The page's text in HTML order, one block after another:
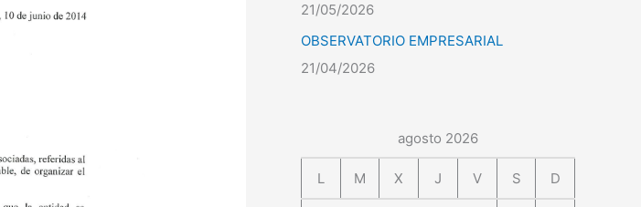
21/05/2026
OBSERVATORIO EMPRESARIAL
21/04/2026
agosto 2026
L M X J V S D